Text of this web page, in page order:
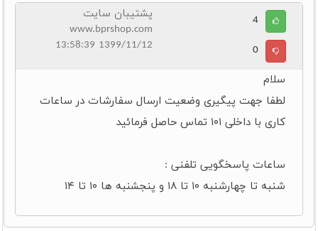
4
0
پشتیبان سایت
www.bprshop.com
1399/11/12 13:58:39
سلام
لطفا جهت پیگیری وضعیت ارسال سفارشات در ساعات
کاری با داخلی ۱۰۱ تماس حاصل فرمائید
ساعات پاسخگویی تلفنی :
شنبه تا چهارشنبه ۱۰ تا ۱۸ و پنجشنبه ها ۱۰ تا ۱۴